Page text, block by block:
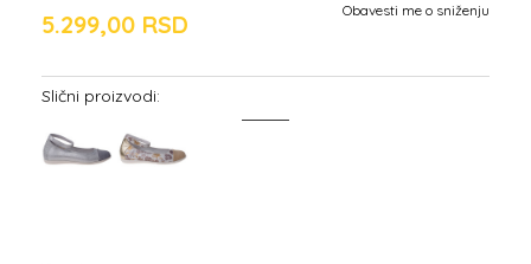
5.299,00 RSD Obavesti me o sniženju
Slični proizvodi: